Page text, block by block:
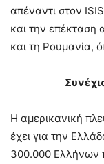
απέναντι στον
και την επέκταση
και τη Ρουμανία,
Η αμερικανική
έχει για την
300.000 Ελλήνων